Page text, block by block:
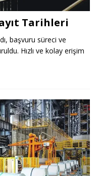
Tarihleri
başvuru süreci ve
Hızlı ve kolay erişim